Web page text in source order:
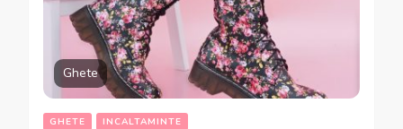
Ghete
GHETE INCALTAMINTE